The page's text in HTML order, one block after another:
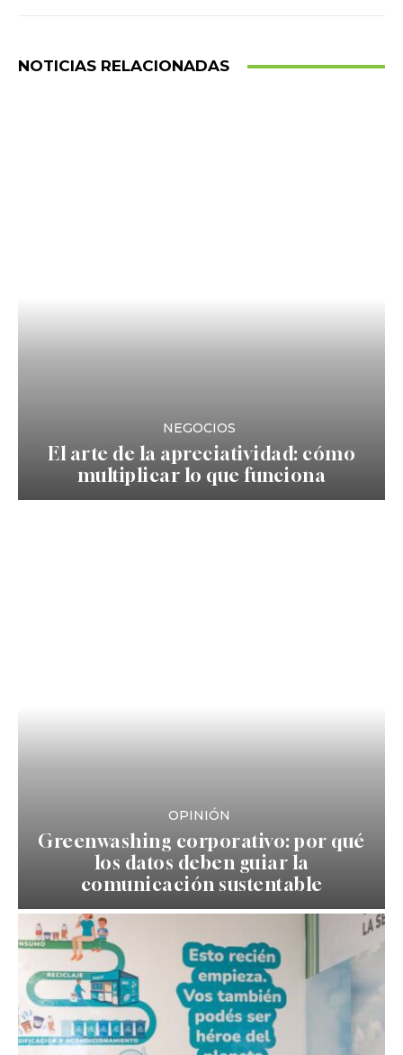
NOTICIAS RELACIONADAS
NEGOCIOS
El arte de la apreciatividad: cómo
multiplicar lo que funciona
OPINIÓN
Greenwashing corporativo: por qué
los datos deben guiar la
comunicación sustentable